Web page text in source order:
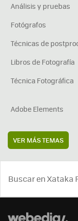
Análisis y pruebas
Fotógrafos
Técnicas de
Libros de Fotografía
Técnica Fotográfica
Adobe Elements
VER MÁS TEMAS